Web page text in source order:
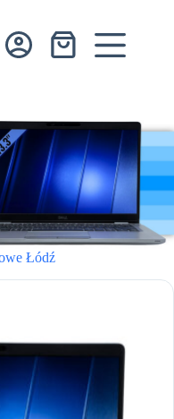
Koszyk
Łódź